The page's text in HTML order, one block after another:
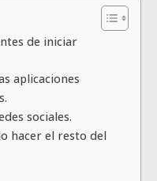
de iniciar
aplicaciones
sociales.
hacer el resto del